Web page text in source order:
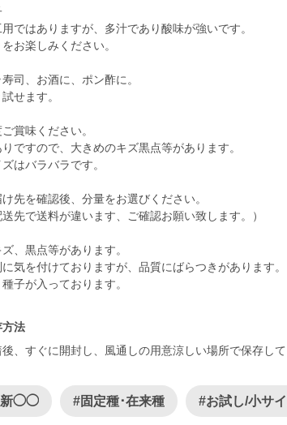
用ではありますが、多汁であり酸味が強いです。
お楽しみください。
司、お酒に、ポン酢に。
せます。
賞味ください。
ですので、大きめのキズ黒点等があります。
はバラバラです。
け先を確認後、分量をお選びください。
送先で送料が違います、ご確認お願い致します。）
ズ、黒点等があります。
気を付けておりますが、品質にばらつきがあります。
種子が入っております。
方法
、すぐに開封し、風通しの用意涼しい場所で保存して
新◯◯ #固定種･在来種 #お試し/小サ